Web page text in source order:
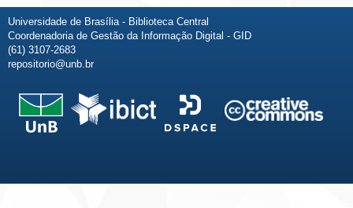
Universidade de Brasília - Biblioteca Central
Coordenadoria de Gestão da Informação Digital - GID
(61) 3107-2683
repositorio@unb.br